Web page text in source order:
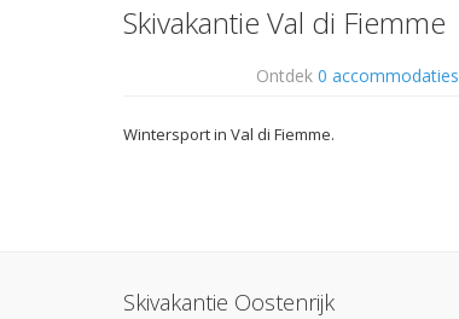
Skivakantie Val di Fiemme
Ontdek 0 accommodaties
Wintersport in Val di Fiemme.
Skivakantie Oostenrijk